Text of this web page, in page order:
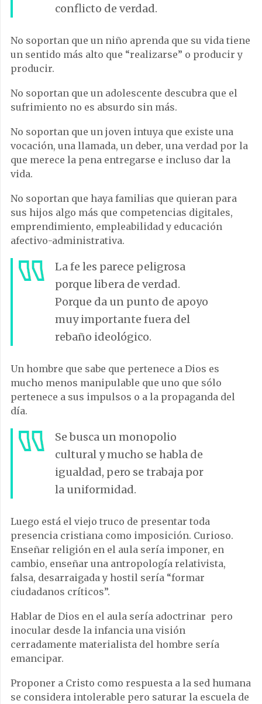
conflicto de verdad.
No soportan que un niño aprenda que su vida tiene
un sentido más alto que “realizarse” o producir y
producir.
No soportan que un adolescente descubra que el
sufrimiento no es absurdo sin más.
No soportan que un joven intuya que existe una
vocación, una llamada, un deber, una verdad por la
que merece la pena entregarse e incluso dar la
vida.
No soportan que haya familias que quieran para
sus hijos algo más que competencias digitales,
emprendimiento, empleabilidad y educación
afectivo-administrativa.
La fe les parece peligrosa
porque libera de verdad.
Porque da un punto de apoyo
muy importante fuera del
rebaño ideológico.
Un hombre que sabe que pertenece a Dios es
mucho menos manipulable que uno que sólo
pertenece a sus impulsos o a la propaganda del
día.
Se busca un monopolio
cultural y mucho se habla de
igualdad, pero se trabaja por
la uniformidad.
Luego está el viejo truco de presentar toda
presencia cristiana como imposición. Curioso.
Enseñar religión en el aula sería imponer, en
cambio, enseñar una antropología relativista,
falsa, desarraigada y hostil sería “formar
ciudadanos críticos”.
Hablar de Dios en el aula sería adoctrinar pero
inocular desde la infancia una visión
cerradamente materialista del hombre sería
emancipar.
Proponer a Cristo como respuesta a la sed humana
se considera intolerable pero saturar la escuela de